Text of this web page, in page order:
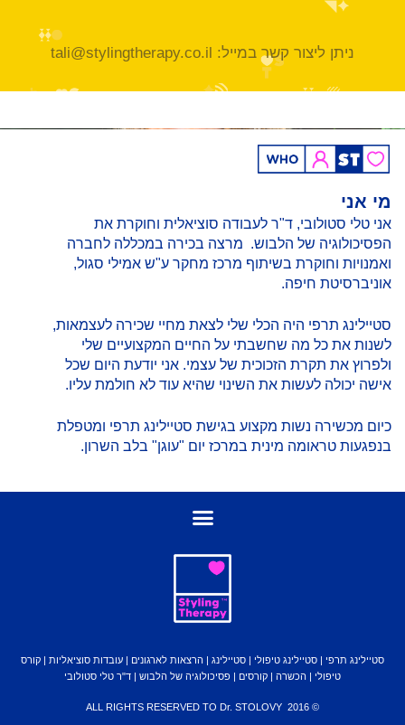
ניתן ליצור קשר במייל: tali@stylingtherapy.co.il
מי אני
אני טלי סטולובי, ד"ר לעבודה סוציאלית וחוקרת את
הפסיכולוגיה של הלבוש. מרצה בכירה במכללה לחברה
ואמנויות וחוקרת בשיתוף מרכז מחקר ע"ש אמילי סגול,
אוניברסיטת חיפה.
סטיילינג תרפי היה הכלי שלי לצאת מחיי שכירה לעצמאות,
לשנות את כל מה שחשבתי על החיים המקצועיים שלי
ולפרוץ את תקרת הזכוכית של עצמי. אני יודעת היום שכל
אישה יכולה לעשות את השינוי שהיא עוד לא חולמת עליו.
כיום מכשירה נשות מקצוע בגישת סטיילינג תרפי ומטפלת
בנפגעות טראומה מינית במרכז יום "עוגן" בלב השרון.
סטיילינג תרפי | סטיילינג טיפולי | סטיילינג | הרצאות לארגונים | עובדות סוציאליות | קורס
טיפולי | הכשרה | קורסים | פסיכולוגיה של הלבוש | ד"ר טלי סטולובי
© 2016 ALL RIGHTS RESERVED TO Dr. STOLOVY